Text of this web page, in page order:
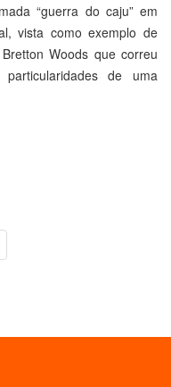
“guerra do caju” em
vista como exemplo de
Woods que correu
de uma